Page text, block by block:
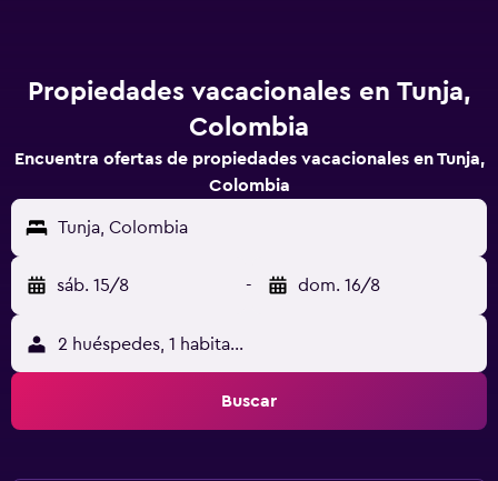
Propiedades vacacionales en Tunja,
Colombia
Encuentra ofertas de propiedades vacacionales en Tunja,
Colombia
Tunja, Colombia
sáb. 15/8 - dom. 16/8
2 huéspedes, 1 habitación
Buscar